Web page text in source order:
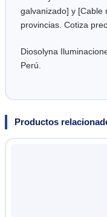
galvanizado] y [Cable
provincias. Cotiza
Diosolyna
Perú.
Productos